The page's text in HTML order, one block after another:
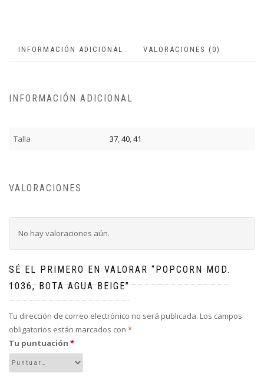
INFORMACIÓN ADICIONAL VALORACIONES (0)
INFORMACIÓN ADICIONAL
Talla 37,40,41
VALORACIONES
No hay valoraciones aún.
SÉ EL PRIMERO EN VALORAR “POPCORN MOD.
1036, BOTA AGUA BEIGE”
Tu dirección de correo electrónico no será publicada. Los campos
obligatorios están marcados con *
Tu puntuación *